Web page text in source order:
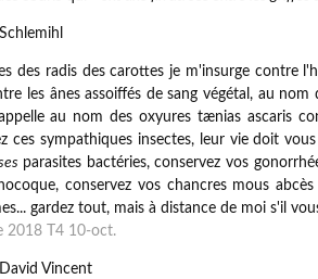
des radis des carottes je m'insurge contre
les ânes assoiffés de sang végétal, au
au nom des oxyures tænias ascaris
ces sympathiques insectes, leur vie doit
parasites bactéries, conservez vos
conservez vos chancres mous
gardez tout, mais à distance de moi s'il
2018 T4 10-oct.
Vincent